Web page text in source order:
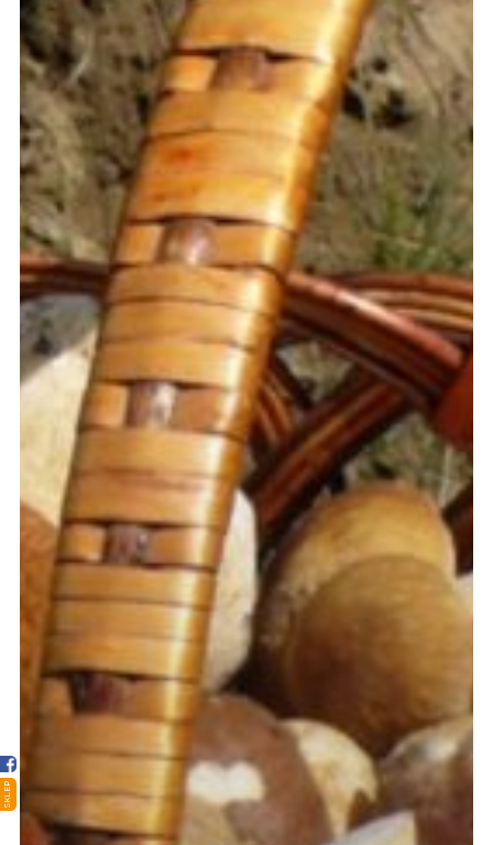
SKLEP
Strona główna
Porady
Ciekawostki
Atlas grzybów